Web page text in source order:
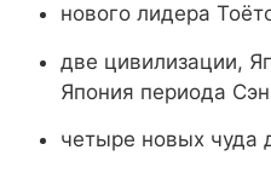
нового лидера
две цивилизации,
Япония периода
четыре новых чуда